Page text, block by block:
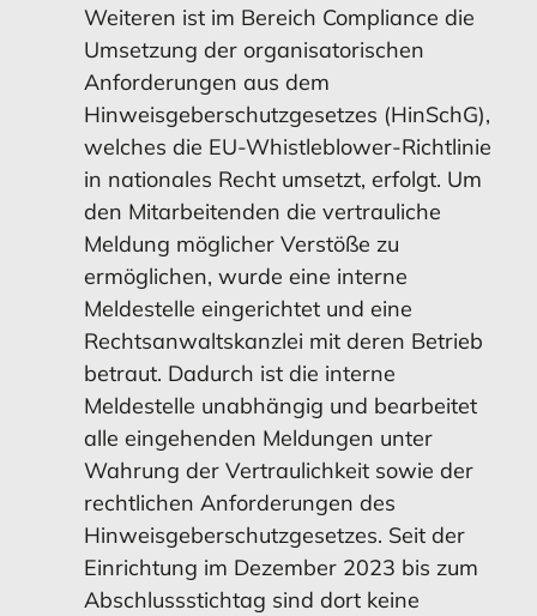
Weiteren ist im Bereich Compliance die
Umsetzung der organisatorischen
Anforderungen aus dem
Hinweisgeberschutzgesetzes (HinSchG),
welches die EU-Whistleblower-Richtlinie
in nationales Recht umsetzt, erfolgt. Um
den Mitarbeitenden die vertrauliche
Meldung möglicher Verstöße zu
ermöglichen, wurde eine interne
Meldestelle eingerichtet und eine
Rechtsanwaltskanzlei mit deren Betrieb
betraut. Dadurch ist die interne
Meldestelle unabhängig und bearbeitet
alle eingehenden Meldungen unter
Wahrung der Vertraulichkeit sowie der
rechtlichen Anforderungen des
Hinweisgeberschutzgesetzes. Seit der
Einrichtung im Dezember 2023 bis zum
Abschlussstichtag sind dort keine